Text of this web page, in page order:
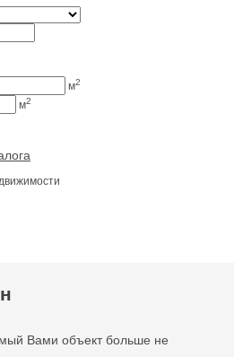
Lifestyle
Контакты
м2
м2
Вами объект больше не